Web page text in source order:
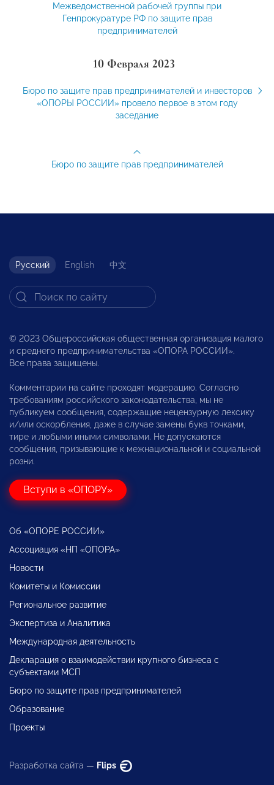
Межведомственной рабочей группы при
Генпрокуратуре РФ по защите прав
предпринимателей
10 Февраля 2023
Бюро по защите прав предпринимателей и инвесторов
«ОПОРЫ РОССИИ» провело первое в этом году
заседание
Бюро по защите прав предпринимателей
Русский English 中文
© 2023 Общероссийская общественная организация малого
и среднего предпринимательства «ОПОРА РОССИИ».
Все права защищены.
Комментарии на сайте проходят модерацию. Согласно
требованиям российского законодательства, мы не
публикуем сообщения, содержащие нецензурную лексику
и/или оскорбления, даже в случае замены букв точками,
тире и любыми иными символами. Не допускаются
сообщения, призывающие к межнациональной и социальной
розни.
Вступи в «ОПОРУ»
Об «ОПОРЕ РОССИИ»
Ассоциация «НП «ОПОРА»
Новости
Комитеты и Комиссии
Региональное развитие
Экспертиза и Аналитика
Международная деятельность
Декларация о взаимодействии крупного бизнеса с
субъектами МСП
Бюро по защите прав предпринимателей
Образование
Проекты
Разработка сайта — Flips